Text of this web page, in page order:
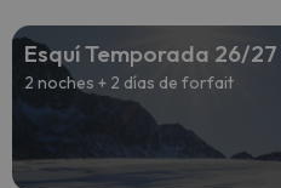
Esquí Temporada 26/27
2 noches + 2 días de forfait